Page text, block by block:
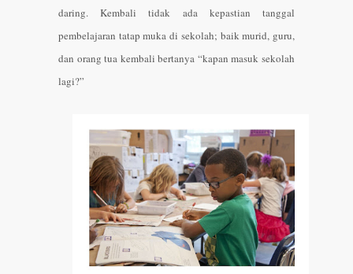
daring. Kembali tidak ada kepastian tanggal
pembelajaran tatap muka di sekolah; baik murid, guru,
dan orang tua kembali bertanya “kapan masuk sekolah
lagi?”